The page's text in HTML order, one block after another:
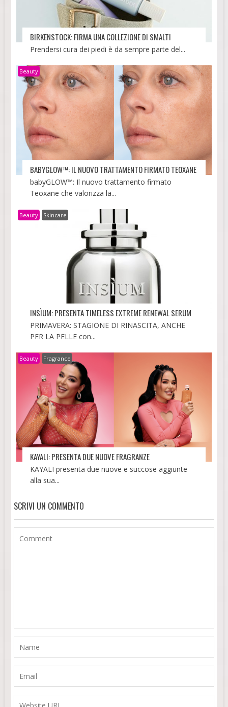
BIRKENSTOCK: FIRMA UNA COLLEZIONE DI SMALTI
Prendersi cura dei piedi è da sempre parte del...
Beauty
BABYGLOW™: IL NUOVO TRATTAMENTO FIRMATO TEOXANE
babyGLOW™: Il nuovo trattamento firmato
Teoxane che valorizza la...
Beauty Skincare
INSÌUM: PRESENTA TIMELESS EXTREME RENEWAL SERUM
PRIMAVERA: STAGIONE DI RINASCITA, ANCHE
PER LA PELLE con...
Beauty Fragrance
KAYALI: PRESENTA DUE NUOVE FRAGRANZE
KAYALI presenta due nuove e succose aggiunte
alla sua...
SCRIVI UN COMMENTO